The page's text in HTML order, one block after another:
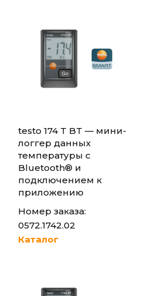
testo 174 T BT — мини-
логгер данных
температуры с
Bluetooth® и
подключением к
приложению
Номер заказа:
0572.1742.02
Каталог